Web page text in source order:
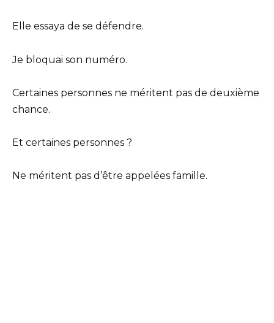
Elle essaya de se défendre.
Je bloquai son numéro.
Certaines personnes ne méritent pas de deuxième
chance.
Et certaines personnes ?
Ne méritent pas d’être appelées famille.